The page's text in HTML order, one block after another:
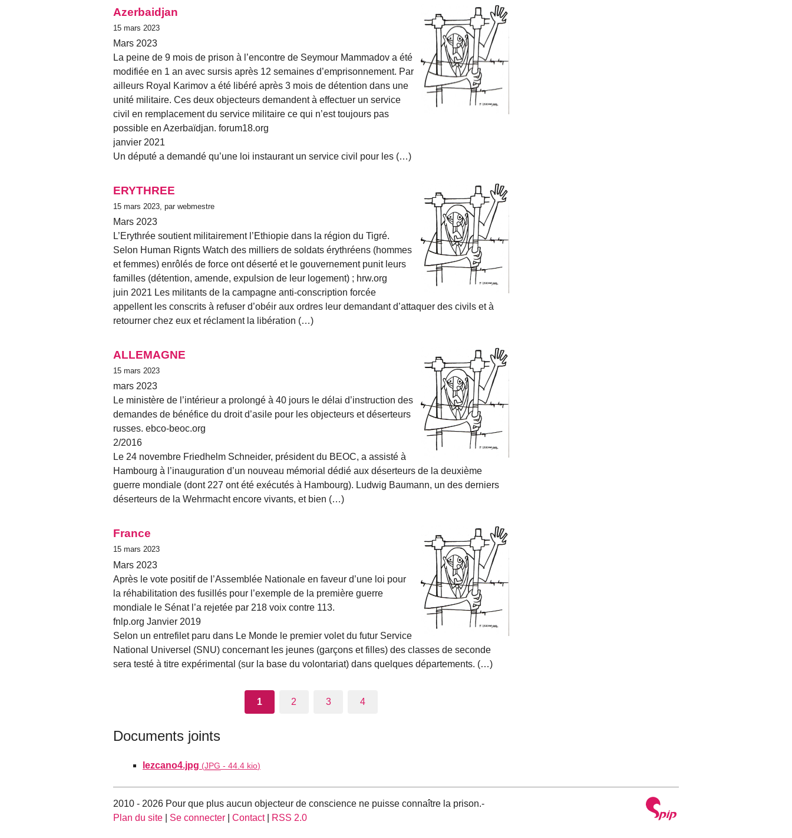
Azerbaidjan
15 mars 2023
Mars 2023
La peine de 9 mois de prison à l’encontre de Seymour Mammadov a été
modifiée en 1 an avec sursis après 12 semaines d’emprisonnement. Par
ailleurs Royal Karimov a été libéré après 3 mois de détention dans une
unité militaire. Ces deux objecteurs demandent à effectuer un service
civil en remplacement du service militaire ce qui n’est toujours pas
possible en Azerbaïdjan. forum18.org
janvier 2021
Un député a demandé qu’une loi instaurant un service civil pour les (…)
ERYTHREE
15 mars 2023, par webmestre
Mars 2023
L’Erythrée soutient militairement l’Ethiopie dans la région du Tigré.
Selon Human Rignts Watch des milliers de soldats érythréens (hommes
et femmes) enrôlés de force ont déserté et le gouvernement punit leurs
familles (détention, amende, expulsion de leur logement) ; hrw.org
juin 2021 Les militants de la campagne anti-conscription forcée
appellent les conscrits à refuser d’obéir aux ordres leur demandant d’attaquer des civils et à
retourner chez eux et réclament la libération (…)
ALLEMAGNE
15 mars 2023
mars 2023
Le ministère de l’intérieur a prolongé à 40 jours le délai d’instruction des
demandes de bénéfice du droit d’asile pour les objecteurs et déserteurs
russes. ebco-beoc.org
2/2016
Le 24 novembre Friedhelm Schneider, président du BEOC, a assisté à
Hambourg à l’inauguration d’un nouveau mémorial dédié aux déserteurs de la deuxième
guerre mondiale (dont 227 ont été exécutés à Hambourg). Ludwig Baumann, un des derniers
déserteurs de la Wehrmacht encore vivants, et bien (…)
France
15 mars 2023
Mars 2023
Après le vote positif de l’Assemblée Nationale en faveur d’une loi pour
la réhabilitation des fusillés pour l’exemple de la première guerre
mondiale le Sénat l’a rejetée par 218 voix contre 113.
fnlp.org Janvier 2019
Selon un entrefilet paru dans Le Monde le premier volet du futur Service
National Universel (SNU) concernant les jeunes (garçons et filles) des classes de seconde
sera testé à titre expérimental (sur la base du volontariat) dans quelques départements. (…)
1 2 3 4
Documents joints
lezcano4.jpg (JPG - 44.4 kio)
2010 - 2026 Pour que plus aucun objecteur de conscience ne puisse connaître la prison.-
Plan du site
Se connecter Contact| RSS 2.0